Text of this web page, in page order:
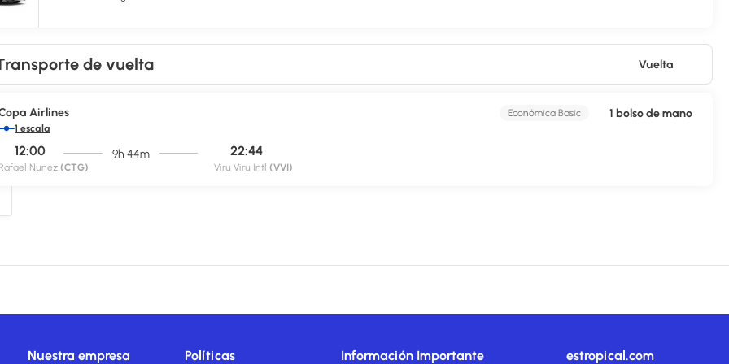
como servicio de transporte al aeropuerto (ida y vuelta) de pago y aparcamiento sin asistencia gratuito.
de vuelta Vuelta
Airlines
1 escala
12:00
Nunez (CTG)
9h 44m 22:44
Viru Viru Intl (VVI)
Económica Basic 1 bolso de mano
Nuestra empresa Políticas Información Importante estropical.com